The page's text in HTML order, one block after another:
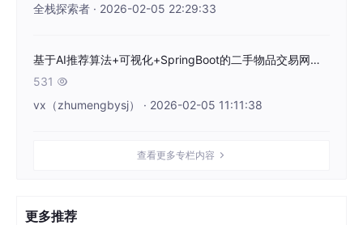
全栈探索者 · 2026-02-05 22:29:33
基于AI推荐算法+可视化+SpringBoot的二手物品交易网站系统
531 
vx（zhumengbysj） · 2026-02-05 11:11:38
查看更多专栏内容
更多推荐